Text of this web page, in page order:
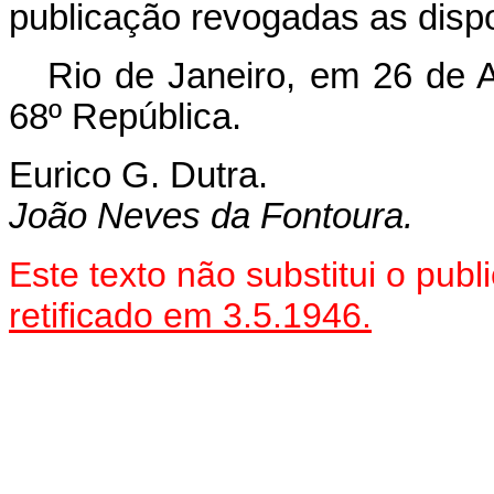
publicação revogadas as
Rio de Janeiro, em 26 de
68º República.
Eurico G. Dutra.
João Neves da Fontoura.
Este texto não substitui o
retificado em 3.5.1946.